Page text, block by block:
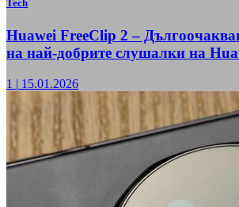
Tech
Huawei FreeClip 2 –
на най-добрите слушалки на
1 | 15.01.2026